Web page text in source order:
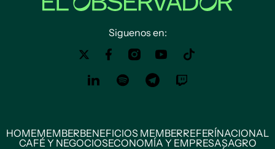
Siguenos en:
HOMEMEMBERBENEFICIOS MEMBERREFERÍNACIONAL
CAFÉ Y NEGOCIOSECONOMÍA Y EMPRESASAGRO